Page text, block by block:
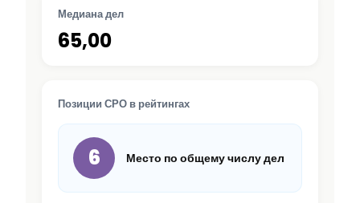
Медиана дел
65,00
Позиции СРО в рейтингах
6 Место по общему числу дел